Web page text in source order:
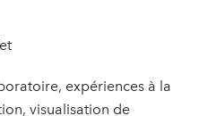
expériences à la
visualisation de